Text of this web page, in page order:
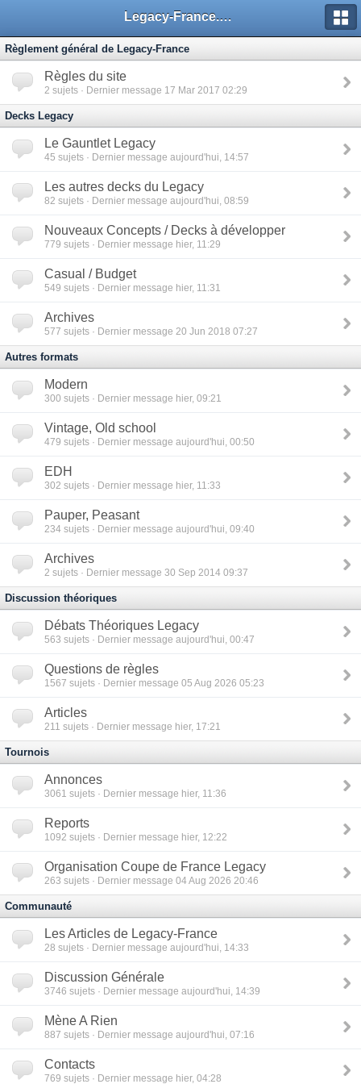
Legacy-France.org - Forum
Règlement général de Legacy-France
Règles du site
2 sujets · Dernier message 17 Mar 2017 02:29
Decks Legacy
Le Gauntlet Legacy
45 sujets · Dernier message aujourd'hui, 14:57
Les autres decks du Legacy
82 sujets · Dernier message aujourd'hui, 08:59
Nouveaux Concepts / Decks à développer
779 sujets · Dernier message hier, 11:29
Casual / Budget
549 sujets · Dernier message hier, 11:31
Archives
577 sujets · Dernier message 20 Jun 2018 07:27
Autres formats
Modern
300 sujets · Dernier message hier, 09:21
Vintage, Old school
479 sujets · Dernier message aujourd'hui, 00:50
EDH
302 sujets · Dernier message hier, 11:33
Pauper, Peasant
234 sujets · Dernier message aujourd'hui, 09:40
Archives
2 sujets · Dernier message 30 Sep 2014 09:37
Discussion théoriques
Débats Théoriques Legacy
563 sujets · Dernier message aujourd'hui, 00:47
Questions de règles
1567 sujets · Dernier message 05 Aug 2026 05:23
Articles
211 sujets · Dernier message hier, 17:21
Tournois
Annonces
3061 sujets · Dernier message hier, 11:36
Reports
1092 sujets · Dernier message hier, 12:22
Organisation Coupe de France Legacy
263 sujets · Dernier message 04 Aug 2026 20:46
Communauté
Les Articles de Legacy-France
28 sujets · Dernier message aujourd'hui, 14:33
Discussion Générale
3746 sujets · Dernier message aujourd'hui, 14:39
Mène A Rien
887 sujets · Dernier message aujourd'hui, 07:16
Contacts
769 sujets · Dernier message hier, 04:28